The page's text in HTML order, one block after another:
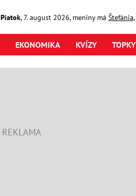
Piatok,7. august2026, meniny má Štefánia
EKONOMIKA KVÍZY